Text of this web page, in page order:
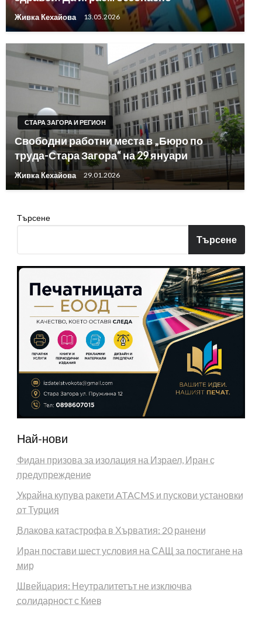
Живка Кехайова 13.05.2026
СТАРА ЗАГОРА И РЕГИОН
Свободни работни места в „Бюро по
труда-Стара Загора“ на 29 януари
Живка Кехайова 29.01.2026
Търсене
Търсене
Най-нови
Фидан призова за изолация на Израел, Иран с
предупреждение
Украйна купува ракети ATACMS и пускови установки
от Турция
Влакова катастрофа в Хърватия: 20 ранени
Иран постави шест условия на САЩ за постигане на
мир
Швейцария: Неутралитетът не изключва
солидарност с Киев